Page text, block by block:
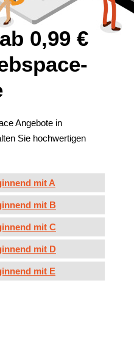
0,99 €
Angebote in
Sie hochwertigen
mit A
mit B
mit C
mit D
mit E